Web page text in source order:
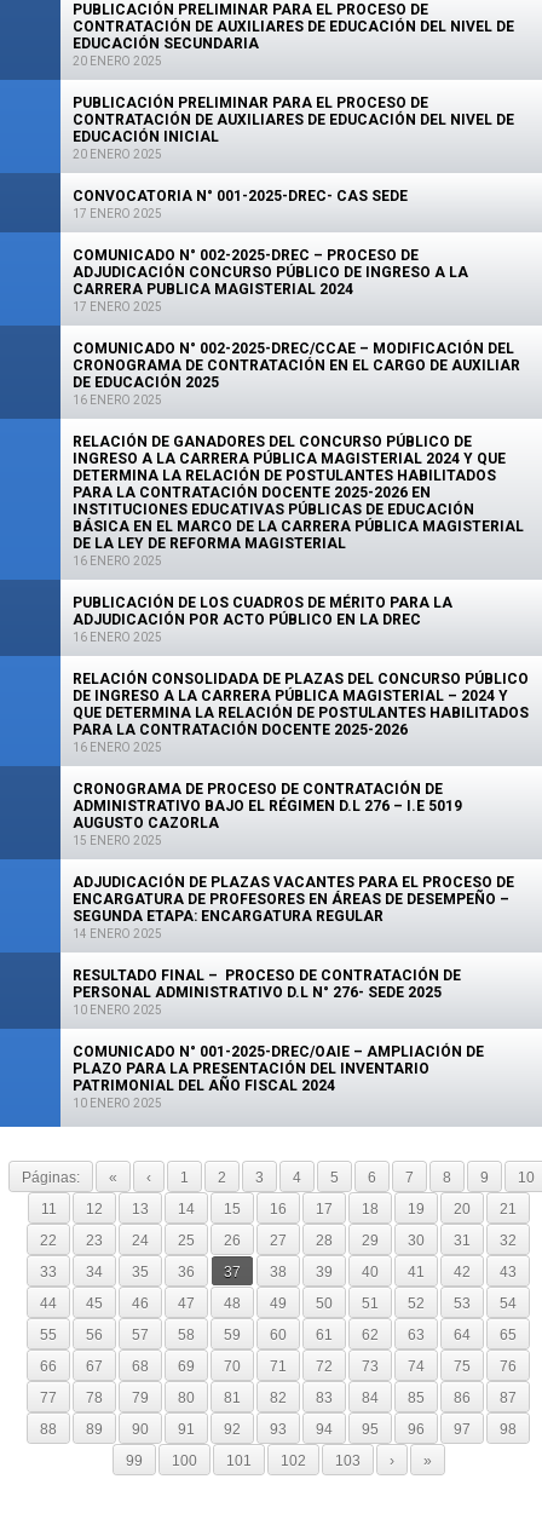
PUBLICACIÓN PRELIMINAR PARA EL PROCESO DE
CONTRATACIÓN DE AUXILIARES DE EDUCACIÓN DEL NIVEL DE
EDUCACIÓN SECUNDARIA
20 ENERO 2025
PUBLICACIÓN PRELIMINAR PARA EL PROCESO DE
CONTRATACIÓN DE AUXILIARES DE EDUCACIÓN DEL NIVEL DE
EDUCACIÓN INICIAL
20 ENERO 2025
CONVOCATORIA N° 001-2025-DREC- CAS SEDE
17 ENERO 2025
COMUNICADO N° 002-2025-DREC – PROCESO DE
ADJUDICACIÓN CONCURSO PÚBLICO DE INGRESO A LA
CARRERA PUBLICA MAGISTERIAL 2024
17 ENERO 2025
COMUNICADO N° 002-2025-DREC/CCAE – MODIFICACIÓN DEL
CRONOGRAMA DE CONTRATACIÓN EN EL CARGO DE AUXILIAR
DE EDUCACIÓN 2025
16 ENERO 2025
RELACIÓN DE GANADORES DEL CONCURSO PÚBLICO DE
INGRESO A LA CARRERA PÚBLICA MAGISTERIAL 2024 Y QUE
DETERMINA LA RELACIÓN DE POSTULANTES HABILITADOS
PARA LA CONTRATACIÓN DOCENTE 2025-2026 EN
INSTITUCIONES EDUCATIVAS PÚBLICAS DE EDUCACIÓN
BÁSICA EN EL MARCO DE LA CARRERA PÚBLICA MAGISTERIAL
DE LA LEY DE REFORMA MAGISTERIAL
16 ENERO 2025
PUBLICACIÓN DE LOS CUADROS DE MÉRITO PARA LA
ADJUDICACIÓN POR ACTO PÚBLICO EN LA DREC
16 ENERO 2025
RELACIÓN CONSOLIDADA DE PLAZAS DEL CONCURSO PÚBLICO
DE INGRESO A LA CARRERA PÚBLICA MAGISTERIAL – 2024 Y
QUE DETERMINA LA RELACIÓN DE POSTULANTES HABILITADOS
PARA LA CONTRATACIÓN DOCENTE 2025-2026
16 ENERO 2025
CRONOGRAMA DE PROCESO DE CONTRATACIÓN DE
ADMINISTRATIVO BAJO EL RÉGIMEN D.L 276 – I.E 5019
AUGUSTO CAZORLA
15 ENERO 2025
ADJUDICACIÓN DE PLAZAS VACANTES PARA EL PROCESO DE
ENCARGATURA DE PROFESORES EN ÁREAS DE DESEMPEÑO –
SEGUNDA ETAPA: ENCARGATURA REGULAR
14 ENERO 2025
RESULTADO FINAL – PROCESO DE CONTRATACIÓN DE
PERSONAL ADMINISTRATIVO D.L N° 276- SEDE 2025
10 ENERO 2025
COMUNICADO N° 001-2025-DREC/OAIE – AMPLIACIÓN DE
PLAZO PARA LA PRESENTACIÓN DEL INVENTARIO
PATRIMONIAL DEL AÑO FISCAL 2024
10 ENERO 2025
Páginas: « ‹ 1 2 3 4 5 6 7 8 9
10
11
12 13 14 15 16 17 18 19 20
21
22
23 24 25 26 27 28 29 30 31
32
33
34 35 36 37 38 39 40 41 42
43
44
45 46 47 48 49 50 51 52 53
54
55
56 57 58 59 60 61 62 63 64
65
66
67 68 69 70 71 72 73 74 75
76
77
78 79 80 81 82 83 84 85 86
87
88
89 90 91 92 93 94 95 96 97
98
99
100 101 102 103 › »